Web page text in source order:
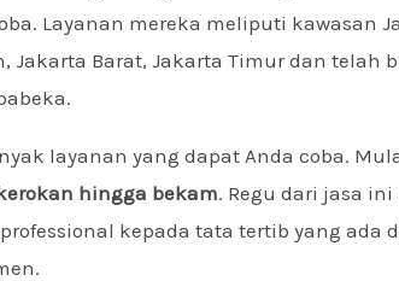
Layanan mereka meliputi kawasan
Jakarta Barat, Jakarta Timur dan telah
layanan yang dapat Anda coba.
hingga bekam. Regu dari jasa
kepada tata tertib yang ada